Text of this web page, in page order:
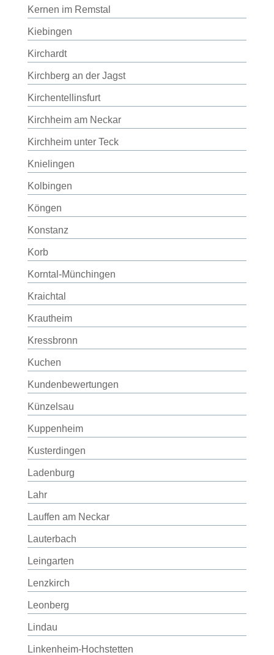
Kernen im Remstal
Kiebingen
Kirchardt
Kirchberg an der Jagst
Kirchentellinsfurt
Kirchheim am Neckar
Kirchheim unter Teck
Knielingen
Kolbingen
Köngen
Konstanz
Korb
Korntal-Münchingen
Kraichtal
Krautheim
Kressbronn
Kuchen
Kundenbewertungen
Künzelsau
Kuppenheim
Kusterdingen
Ladenburg
Lahr
Lauffen am Neckar
Lauterbach
Leingarten
Lenzkirch
Leonberg
Lindau
Linkenheim-Hochstetten